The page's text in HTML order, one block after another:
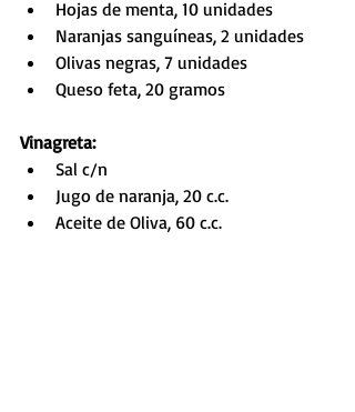
Hojas de menta, 10 unidades
Naranjas sanguíneas, 2 unidades
Olivas negras, 7 unidades
Queso feta, 20 gramos
Vinagreta:
Sal c/n
Jugo de naranja, 20 c.c.
Aceite de Oliva, 60 c.c.